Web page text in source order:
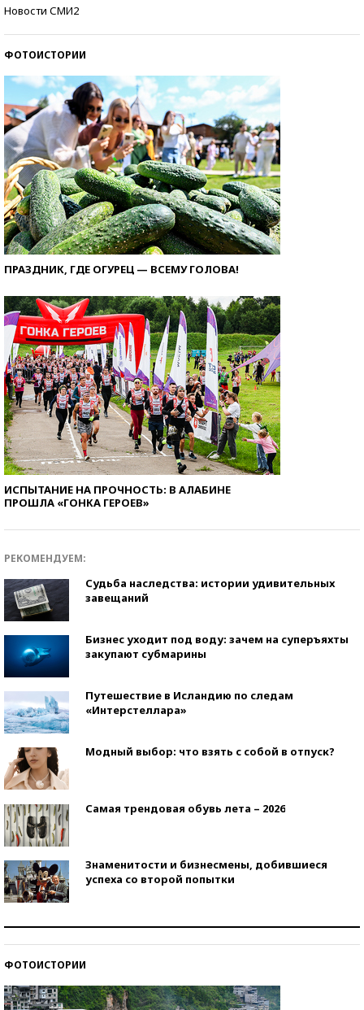
Новости СМИ2
ФОТОИСТОРИИ
ПРАЗДНИК, ГДЕ ОГУРЕЦ — ВСЕМУ ГОЛОВА!
ИСПЫТАНИЕ НА ПРОЧНОСТЬ: В АЛАБИНЕ
ПРОШЛА «ГОНКА ГЕРОЕВ»
РЕКОМЕНДУЕМ:
Судьба наследства: истории удивительных
завещаний
Бизнес уходит под воду: зачем на суперъяхты
закупают субмарины
Путешествие в Исландию по следам
«Интерстеллара»
Модный выбор: что взять с собой в отпуск?
Самая трендовая обувь лета – 2026
Знаменитости и бизнесмены, добившиеся
успеха со второй попытки
ФОТОИСТОРИИ